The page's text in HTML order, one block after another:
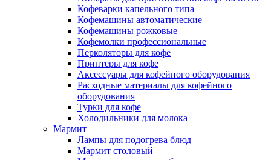
Кофеварки капельного типа
Кофемашины автоматические
Кофемашины рожковые
Кофемолки профессиональные
Перколяторы для кофе
Принтеры для кофе
Аксессуары для кофейного оборудования
Расходные материалы для кофейного
оборудования
Турки для кофе
Холодильники для молока
Мармит
Лампы для подогрева блюд
Мармит столовый